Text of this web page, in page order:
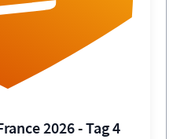
2026 - Tag 4